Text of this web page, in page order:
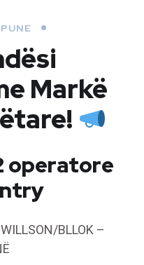
Markë
operatore
BLLOK –